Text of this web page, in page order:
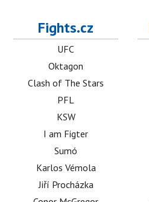
Fights.cz
UFC
Oktagon
Clash of The Stars
PFL
KSW
I am Figter
Sumó
Karlos Vémola
Jiří Procházka